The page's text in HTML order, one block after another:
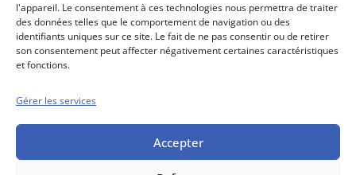
l'appareil. Le consentement à ces technologies nous permettra de traiter
des données telles que le comportement de navigation ou des
identifiants uniques sur ce site. Le fait de ne pas consentir ou de retirer
son consentement peut affecter négativement certaines caractéristiques
et fonctions.
Gérer les services
Accepter
Conseils boursiers depuis 1952
Propos Utiles est
une publication